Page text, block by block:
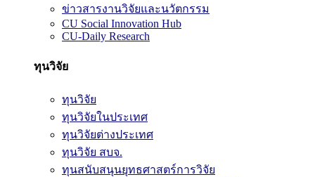
ข่าวสารงานวิจัยและนวัตกรรม
CU Social Innovation Hub
CU-Daily Research
ทุนวิจัย
ทุนวิจัย
ทุนวิจัยในประเทศ
ทุนวิจัยต่างประเทศ
ทุนวิจัย สบจ.
ทุนสนับสนุนยุทธศาสตร์การวิจัย